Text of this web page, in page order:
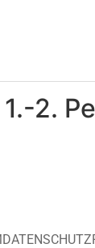
2.
DATENSCHUTZ